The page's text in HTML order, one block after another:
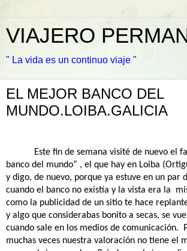
VIAJERO
" La vida es un continuo viaje "
EL MEJOR BANCO DEL
MUNDO.LOIBA.GALICIA
Este fin de semana visité de nuevo el
banco del mundo” , el que hay en Loiba
y digo, de nuevo, porque ya estuve en un par
cuando el banco no existía y la vista era la
como la publicidad de un sitio te hace
y algo que considerabas bonito a secas, se
cuando sale en los medios de comunicación.
muchas veces nuestra valoración no tiene el